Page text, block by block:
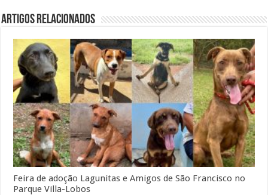
Artigos Relacionados
Feira de adoção Lagunitas e Amigos de São Francisco no
Parque Villa-Lobos